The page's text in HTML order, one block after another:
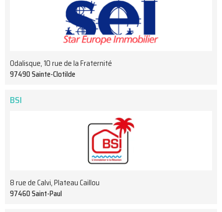
Odalisque, 10 rue de la Fraternité
97490 Sainte-Clotilde
BSI
8 rue de Calvi, Plateau Caillou
97460 Saint-Paul